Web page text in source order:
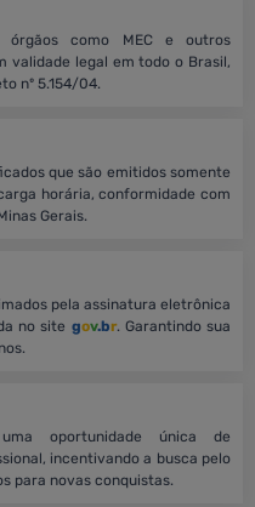
órgãos como MEC e outros
validade legal em todo o Brasil,
nº 5.154/04.
que são emitidos somente
horária, conformidade com
Gerais.
pela assinatura eletrônica
no site gov.br. Garantindo sua
oportunidade única de
incentivando a busca pelo
para novas conquistas.